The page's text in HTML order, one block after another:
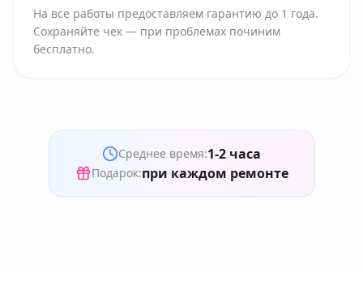
На все работы предоставляем гарантию до 1 года.
Сохраняйте чек — при проблемах починим
бесплатно.
Среднее время:1-2 часа
Подарок:при каждом ремонте